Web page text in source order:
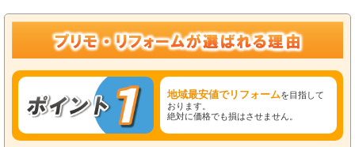
地域最安値でリフォームを目指して
おります。
絶対に価格でも損はさせません。